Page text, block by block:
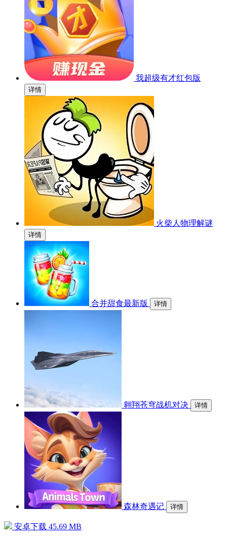
我超级有才红包版
详情
火柴人物理解谜
详情
合并甜食最新版 详情
翱翔苍穹战机对决 详情
森林奇遇记 详情
安卓下载 45.69 MB